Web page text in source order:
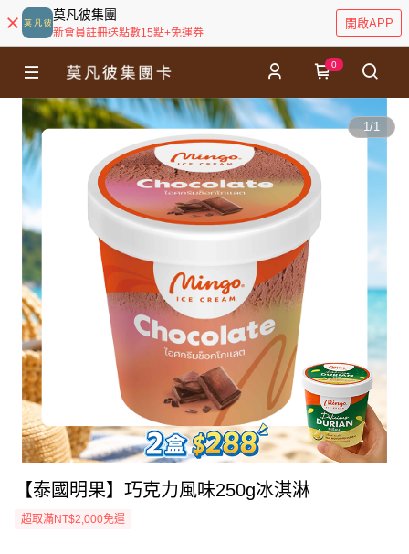
莫凡彼集團
新會員註冊送點數15點+免運券
開啟APP
0
1/1
【泰國明果】巧克力風味250g冰淇淋
超取滿NT$2,000免運